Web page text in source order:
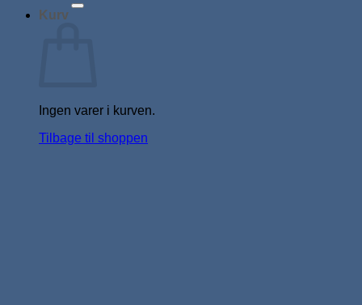
Kurv
Ingen varer i kurven.
Tilbage til shoppen